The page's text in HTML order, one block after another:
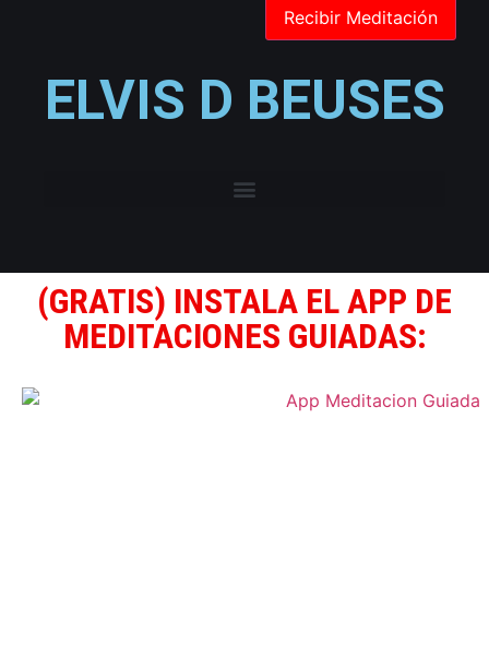
ELVIS D BEUSES
(GRATIS) INSTALA EL APP DE
MEDITACIONES GUIADAS: